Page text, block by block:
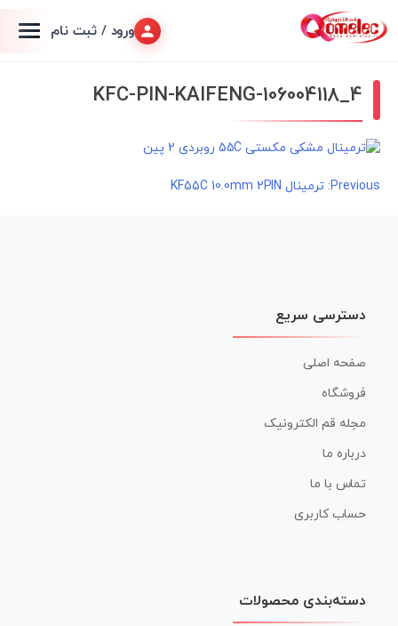
ورود / ثبت نام
KFC-PIN-KAIFENG-106004118_4
راهبری
Previous: ترمینال KF55C 10.0mm 2PIN
دسترسی سریع
صفحه اصلی
فروشگاه
مجله قم الکترونیک
درباره ما
تماس با ما
حساب کاربری
دسته‌بندی محصولات